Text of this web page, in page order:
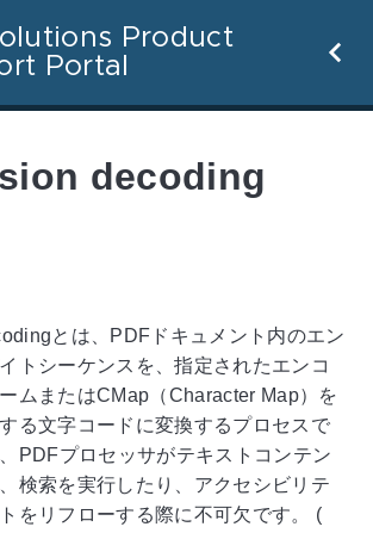
Product
Portal
decoding
とは、PDFドキュメント内のエン
トシーケンスを、指定されたエンコ
ムまたはCMap（Character Map）を
る文字コードに変換するプロセスで
PDFプロセッサがテキストコンテン
検索を実行したり、アクセシビリテ
をリフローする際に不可欠です。 (